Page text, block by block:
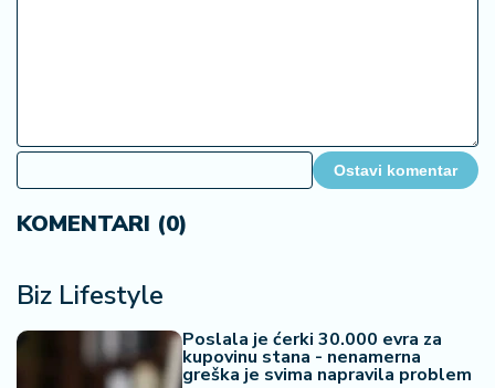
Ostavi komentar
KOMENTARI (0)
Biz Lifestyle
Poslala je ćerki 30.000 evra za
kupovinu stana - nenamerna
greška je svima napravila problem